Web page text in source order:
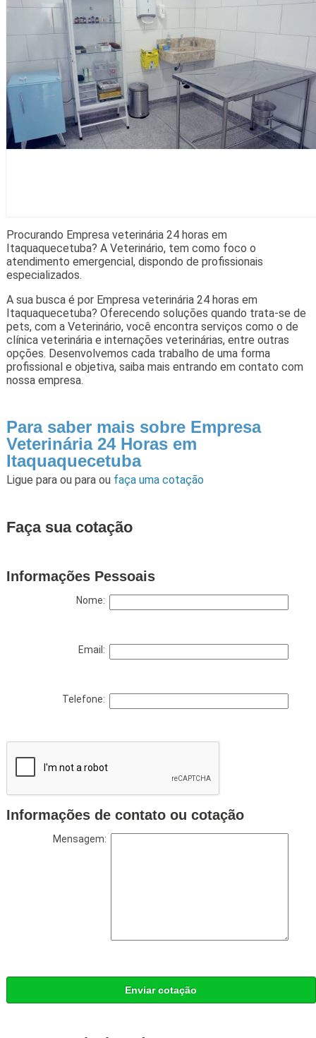
Procurando Empresa veterinária 24 horas em
Itaquaquecetuba? A Veterinário, tem como foco o
atendimento emergencial, dispondo de profissionais
especializados.
A sua busca é por Empresa veterinária 24 horas em
Itaquaquecetuba? Oferecendo soluções quando trata-se de
pets, com a Veterinário, você encontra serviços como o de
clínica veterinária e internações veterinárias, entre outras
opções. Desenvolvemos cada trabalho de uma forma
profissional e objetiva, saiba mais entrando em contato com
nossa empresa.
Para saber mais sobre Empresa
Veterinária 24 Horas em
Itaquaquecetuba
Ligue para ou para ou faça uma cotação
Faça sua cotação
Informações Pessoais
Nome:
Email:
Telefone:
Informações de contato ou cotação
Mensagem:
Enviar cotação